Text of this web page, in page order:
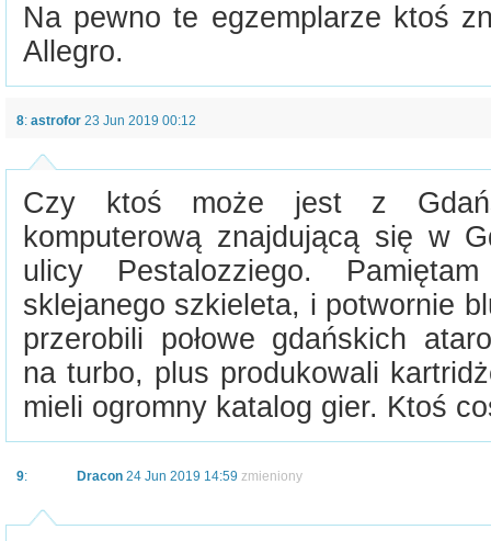
Na pewno te egzemplarze ktoś
Allegro.
8: astrofor 23 Jun 2019 00:12
Czy ktoś może jest z
komputerową znajdującą się w
ulicy Pestalozziego.
sklejanego szkieleta, i potwornie
przerobili połowe gdańskich
na turbo, plus produkowali
mieli ogromny katalog gier. Ktoś
9: Dracon 24 Jun 2019 14:59 zmieniony